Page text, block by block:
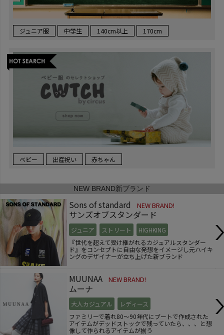
ジュニア服 中学生 140cm以上 170cm
ベビー 出産祝い 赤ちゃん
NEW BRAND新ブランド
Sons of standard NEW BRAND!
サンズオブスタンダード
ジュニア ストリート
HIGHKING
『世代を超えて受け継がれるカジュアルスタンダー
ド』をコンセプトに自由な発想をイメージし元ハイキ
ングのデザイナーが立ち上げた新ブランド
MUUNAA NEW BRAND!
ムーナ
大人カジュアル
レディース
ファミリーで着れ80～90年代にブートで作成された
アイテムがデッドストックで残っていたら、、、と想
像して作られるアイテムが揃う